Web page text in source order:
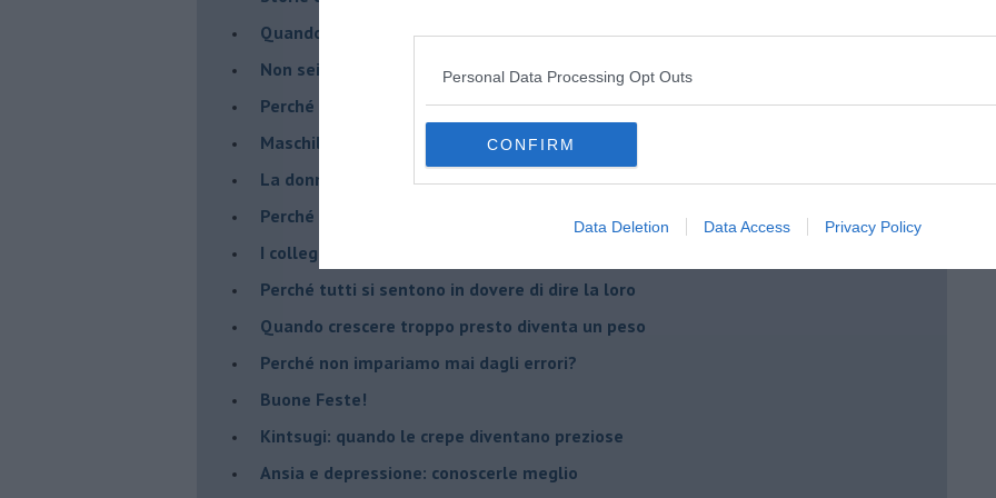
Personal Data Processing Opt Outs
CONFIRM
Data Deletion Data Access Privacy Policy
​Quando la rigidità del terapeuta è fondamentale
​Non sei indietro, stai seguendo il tuo tempo
​Perché abbiamo bisogno di Sanremo?
​Maschilismo inconsapevole
​La donna può scegliere di non essere madre!
​Perché abbiamo così bisogno di supereroi?
​I collegamenti tra filosofia e psicologia
​Perché tutti si sentono in dovere di dire la loro
​Quando crescere troppo presto diventa un peso
​Perché non impariamo mai dagli errori?
​Buone Feste!
​Kintsugi: quando le crepe diventano preziose
Ansia e depressione: conoscerle meglio